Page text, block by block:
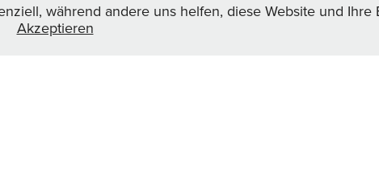
TEILEN
während andere uns helfen, diese Website und Ihre
Akzeptieren